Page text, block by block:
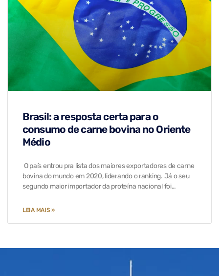
Brasil: a resposta certa para o
consumo de carne bovina no Oriente
Médio
O país entrou pra lista dos maiores exportadores de carne
bovina do mundo em 2020, liderando o ranking. Já o seu
segundo maior importador da proteína nacional foi…
LEIA MAIS »